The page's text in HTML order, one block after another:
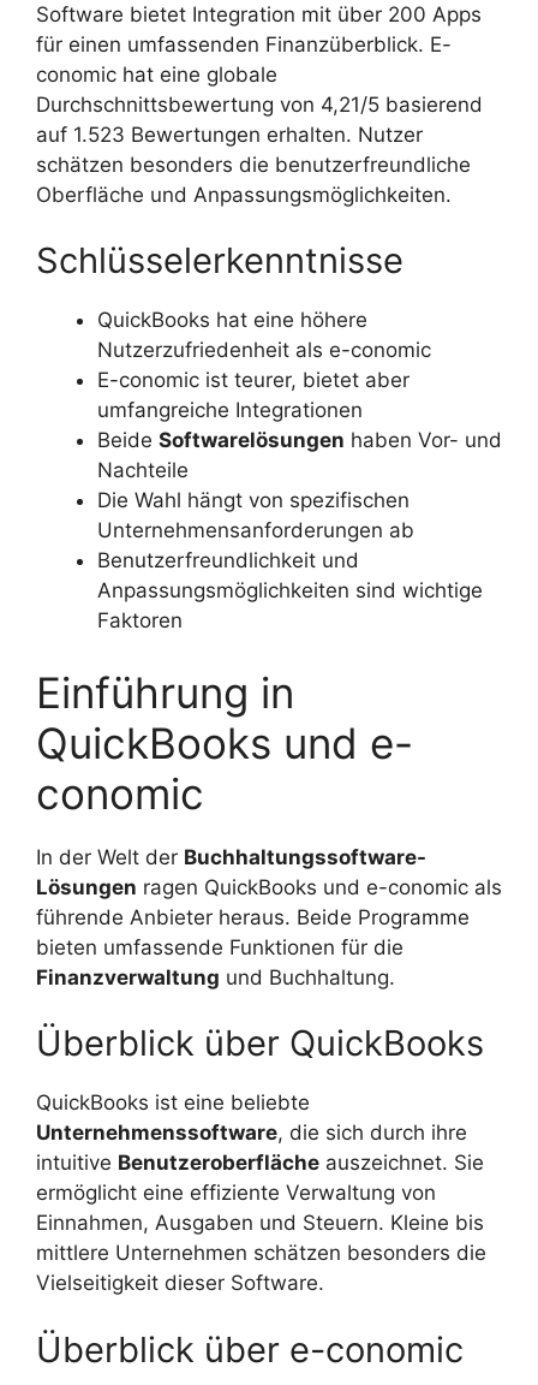
Software bietet Integration mit über 200 Apps
für einen umfassenden Finanzüberblick. E-
conomic hat eine globale
Durchschnittsbewertung von 4,21/5 basierend
auf 1.523 Bewertungen erhalten. Nutzer
schätzen besonders die benutzerfreundliche
Oberfläche und Anpassungsmöglichkeiten.
Schlüsselerkenntnisse
QuickBooks hat eine höhere
Nutzerzufriedenheit als e-conomic
E-conomic ist teurer, bietet aber
umfangreiche Integrationen
Beide Softwarelösungen haben Vor- und
Nachteile
Die Wahl hängt von spezifischen
Unternehmensanforderungen ab
Benutzerfreundlichkeit und
Anpassungsmöglichkeiten sind wichtige
Faktoren
Einführung in
QuickBooks und e-
conomic
In der Welt der Buchhaltungssoftware-
Lösungen ragen QuickBooks und e-conomic als
führende Anbieter heraus. Beide Programme
bieten umfassende Funktionen für die
Finanzverwaltung und Buchhaltung.
Überblick über QuickBooks
QuickBooks ist eine beliebte
Unternehmenssoftware, die sich durch ihre
intuitive Benutzeroberfläche auszeichnet. Sie
ermöglicht eine effiziente Verwaltung von
Einnahmen, Ausgaben und Steuern. Kleine bis
mittlere Unternehmen schätzen besonders die
Vielseitigkeit dieser Software.
Überblick über e-conomic